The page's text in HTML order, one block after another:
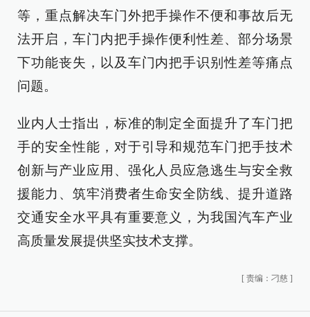
等，重点解决车门外把手操作不便和事故后无
法开启，车门内把手操作便利性差、部分场景
下功能丧失，以及车门内把手识别性差等痛点
问题。
业内人士指出，标准的制定全面提升了车门把
手的安全性能，对于引导和规范车门把手技术
创新与产业应用、强化人员应急逃生与安全救
援能力、筑牢消费者生命安全防线、提升道路
交通安全水平具有重要意义，为我国汽车产业
高质量发展提供坚实技术支撑。
[ 责编：刁慈 ]